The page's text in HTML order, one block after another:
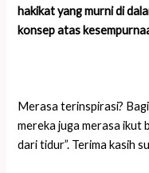
hakikat yang murnidi
konsep atas
Merasa terinspirasi?
mereka juga merasa ikut
dari tidur”. Terima kasih